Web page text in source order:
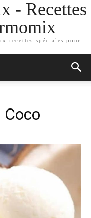
- Recettes
recettes spéciales pour
Coco